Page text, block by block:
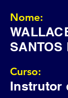
Nome:
SANTOS
Curso:
Instrutor